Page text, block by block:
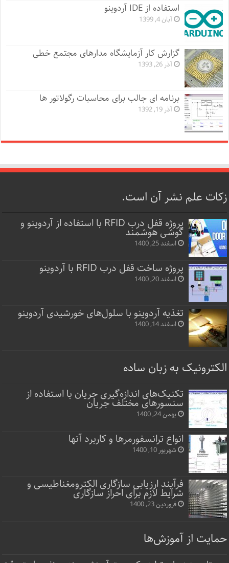
استفاده از IDE آردوینو
آبان 4, 1399
گزارش کار آزمایشگاه مدارهای مجتمع خطی
آذر 26, 1393
برنامه ای جالب برای محاسبات رگولاتور ها
آذر 19, 1392
زکات علم نشر آن است.
پروژه قفل‌ درب RFID با استفاده از آردوینو و
گوشی هوشمند
اسفند 25, 1400
پروژه ساخت قفل‌ درب RFID با آردوینو
اسفند 20, 1400
تغذیه آردوینو با سلول‌های خورشیدی آردوینو
اسفند 14, 1400
الکترونیک به زبان ساده
تکنیک‌های اندازه‌گیری جریان با استفاده از
سنسورهای مختلف جریان
بهمن 24, 1400
انواع ترانسفورمرها و کاربرد آنها
شهریور 10, 1400
فرآیند ارزیابی سازگاری الکترومغناطیسی و
شرایط لازم برای احراز سازگاری
فروردین 23, 1400
حمایت از آموزش‌ها